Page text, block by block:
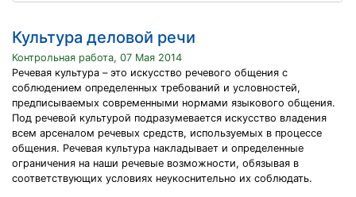
Культура деловой речи
Контрольная работа, 07 Мая 2014
Речевая культура – это искусство речевого общения с
соблюдением определенных требований и условностей,
предписываемых современными нормами языкового общения.
Под речевой культурой подразумевается искусство владения
всем арсеналом речевых средств, используемых в процессе
общения. Речевая культура накладывает и определенные
ограничения на наши речевые возможности, обязывая в
соответствующих условиях неукоснительно их соблюдать.